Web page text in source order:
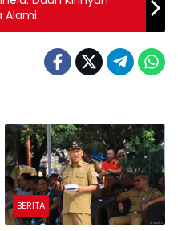
Alami
BERITA